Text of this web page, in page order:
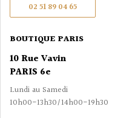
02 51 89 04 65
BOUTIQUE PARIS
10 Rue Vavin
PARIS 6e
Lundi au Samedi
10h00-13h30/14h00-19h30